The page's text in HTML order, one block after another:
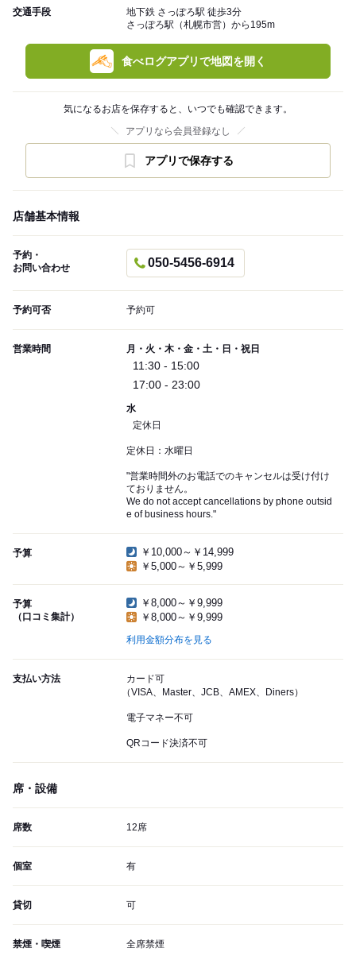
交通手段
地下鉄 さっぽろ駅 徒歩3分
さっぽろ駅（札幌市営）から195m
食べログアプリで地図を開く
気になるお店を保存すると、いつでも確認できます。
アプリなら会員登録なし
アプリで保存する
店舗基本情報
予約・
お問い合わせ
050-5456-6914
予約可否 予約可
営業時間 月・火・木・金・土・日・祝日
11:30 - 15:00
17:00 - 23:00
水
定休日
定休日：水曜日
"営業時間外のお電話でのキャンセルは受け付け
ておりません。
We do not accept cancellations by phone outsid
e of business hours."
予算
￥10,000～￥14,999
￥5,000～￥5,999
予算
（口コミ集計）
￥8,000～￥9,999
￥8,000～￥9,999
利用金額分布を見る
支払い方法
カード可
（VISA、Master、JCB、AMEX、Diners）
電子マネー不可
QRコード決済不可
席・設備
席数 12席
個室 有
貸切 可
禁煙・喫煙 全席禁煙